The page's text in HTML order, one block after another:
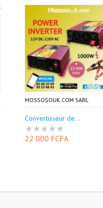
MOSSOSOUK.COM SARL
Convertisseur de...
22 000 FCFA